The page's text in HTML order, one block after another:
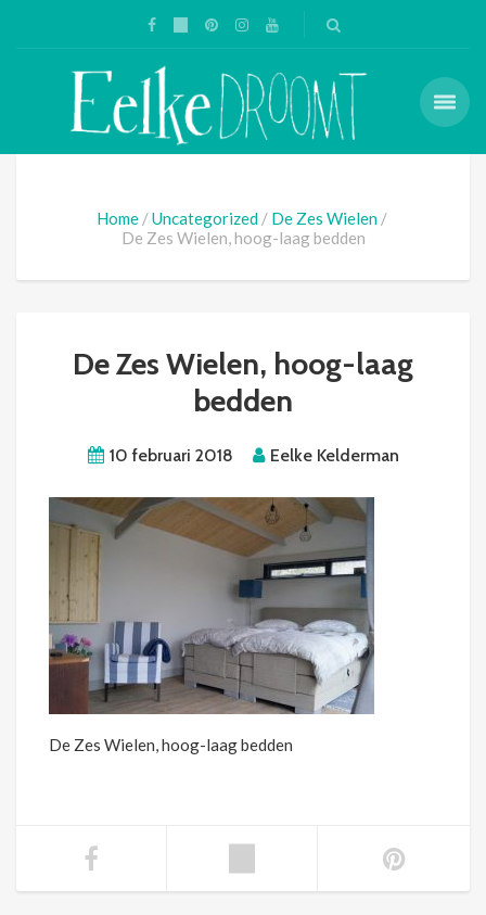
Home Uncategorized
De Zes Wielen
De Zes Wielen, hoog-laag bedden
De Zes Wielen, hoog-laag
bedden
10 februari 2018 Eelke Kelderman
De Zes Wielen, hoog-laag bedden